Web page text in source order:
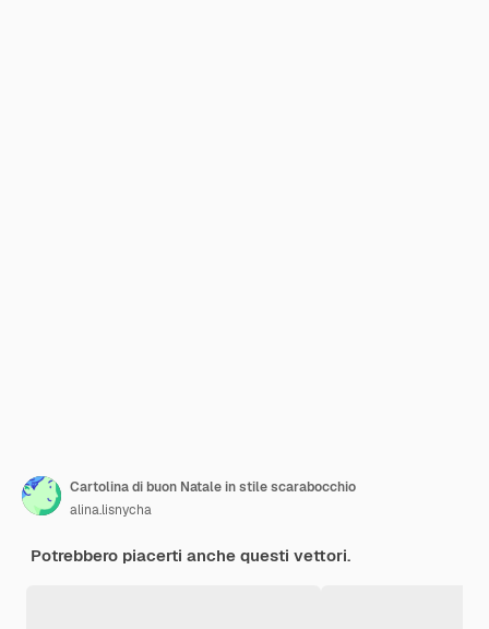
Cartolina di buon Natale in stile scarabocchio
alina.lisnycha
Potrebbero piacerti anche questi vettori.